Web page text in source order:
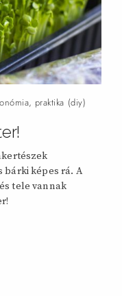
, praktika (diy)
bárki képes rá. A
tele vannak